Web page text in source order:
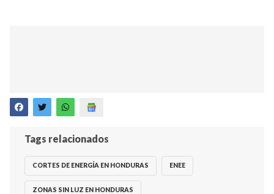
Tags relacionados
CORTES DE ENERGÍA EN HONDURAS ENEE
ZONAS SIN LUZ EN HONDURAS